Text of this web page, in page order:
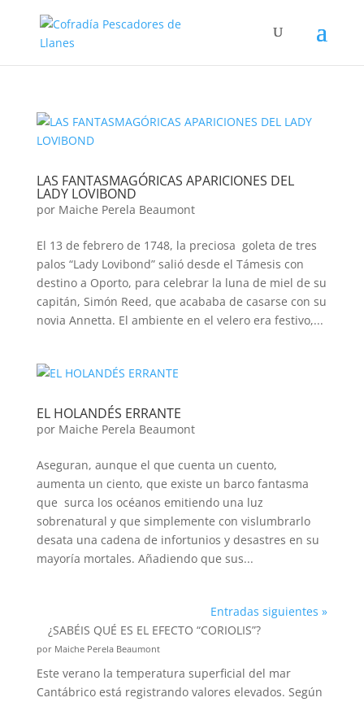
LAS FANTASMAGÓRICAS APARICIONES DEL
LADY LOVIBOND
por Maiche Perela Beaumont
El 13 de febrero de 1748, la preciosa goleta de tres
palos “Lady Lovibond” salió desde el Támesis con
destino a Oporto, para celebrar la luna de miel de su
capitán, Simón Reed, que acababa de casarse con su
novia Annetta. El ambiente en el velero era festivo,...
EL HOLANDÉS ERRANTE
por Maiche Perela Beaumont
Aseguran, aunque el que cuenta un cuento,
aumenta un ciento, que existe un barco fantasma
que surca los océanos emitiendo una luz
sobrenatural y que simplemente con vislumbrarlo
desata una cadena de infortunios y desastres en su
mayoría mortales. Añadiendo que sus...
Entradas siguientes »
¿SABÉIS QUÉ ES EL EFECTO “CORIOLIS”?
por Maiche Perela Beaumont
Este verano la temperatura superficial del mar
Cantábrico está registrando valores elevados. Según